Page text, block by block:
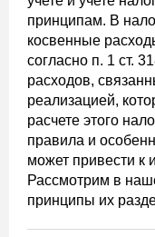
принципам. В
косвенные
согласно п. 1 ст.
расходов,
реализацией,
расчете этого
правила и
может привести к
Рассмотрим в
принципы их